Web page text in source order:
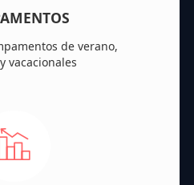
de verano,
vacacionales